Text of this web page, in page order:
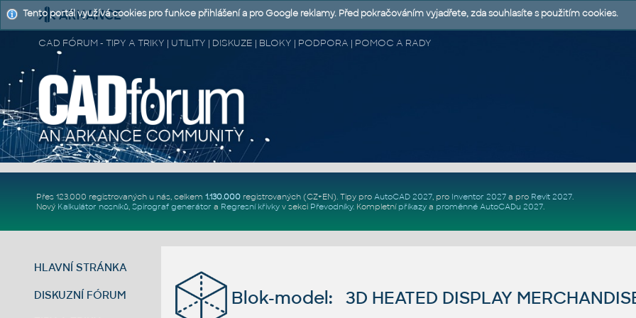
CAD FÓRUM - TIPY A TRIKY | UTILITY | DISKUZE | BLOKY | PODPORA | POMOC A RADY
Přes 123.000 registrovaných u nás, celkem 1.130.000registrovaných (CZ+EN). Tipy pro AutoCAD 2027, pro Inventor 2027a pro Revit 2027.
Nový Kalkulátor nosníků, Spirograf generátor a Regresní křivkyv sekci Převodníky. Kompletní příkazya proměnné AutoCADu 2027.
HLAVNÍ STRÁNKA
DISKUZNÍ FÓRUM Blok-model: 3D HEATED DISPLAY
Tento portál využívá cookies pro funkce přihlášení a pro Google reklamy. Před pokračováním vyjadřete, zda souhlasíte s použitím cookies.